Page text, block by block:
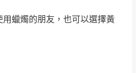
蠟燭的朋友，也可以選擇黃